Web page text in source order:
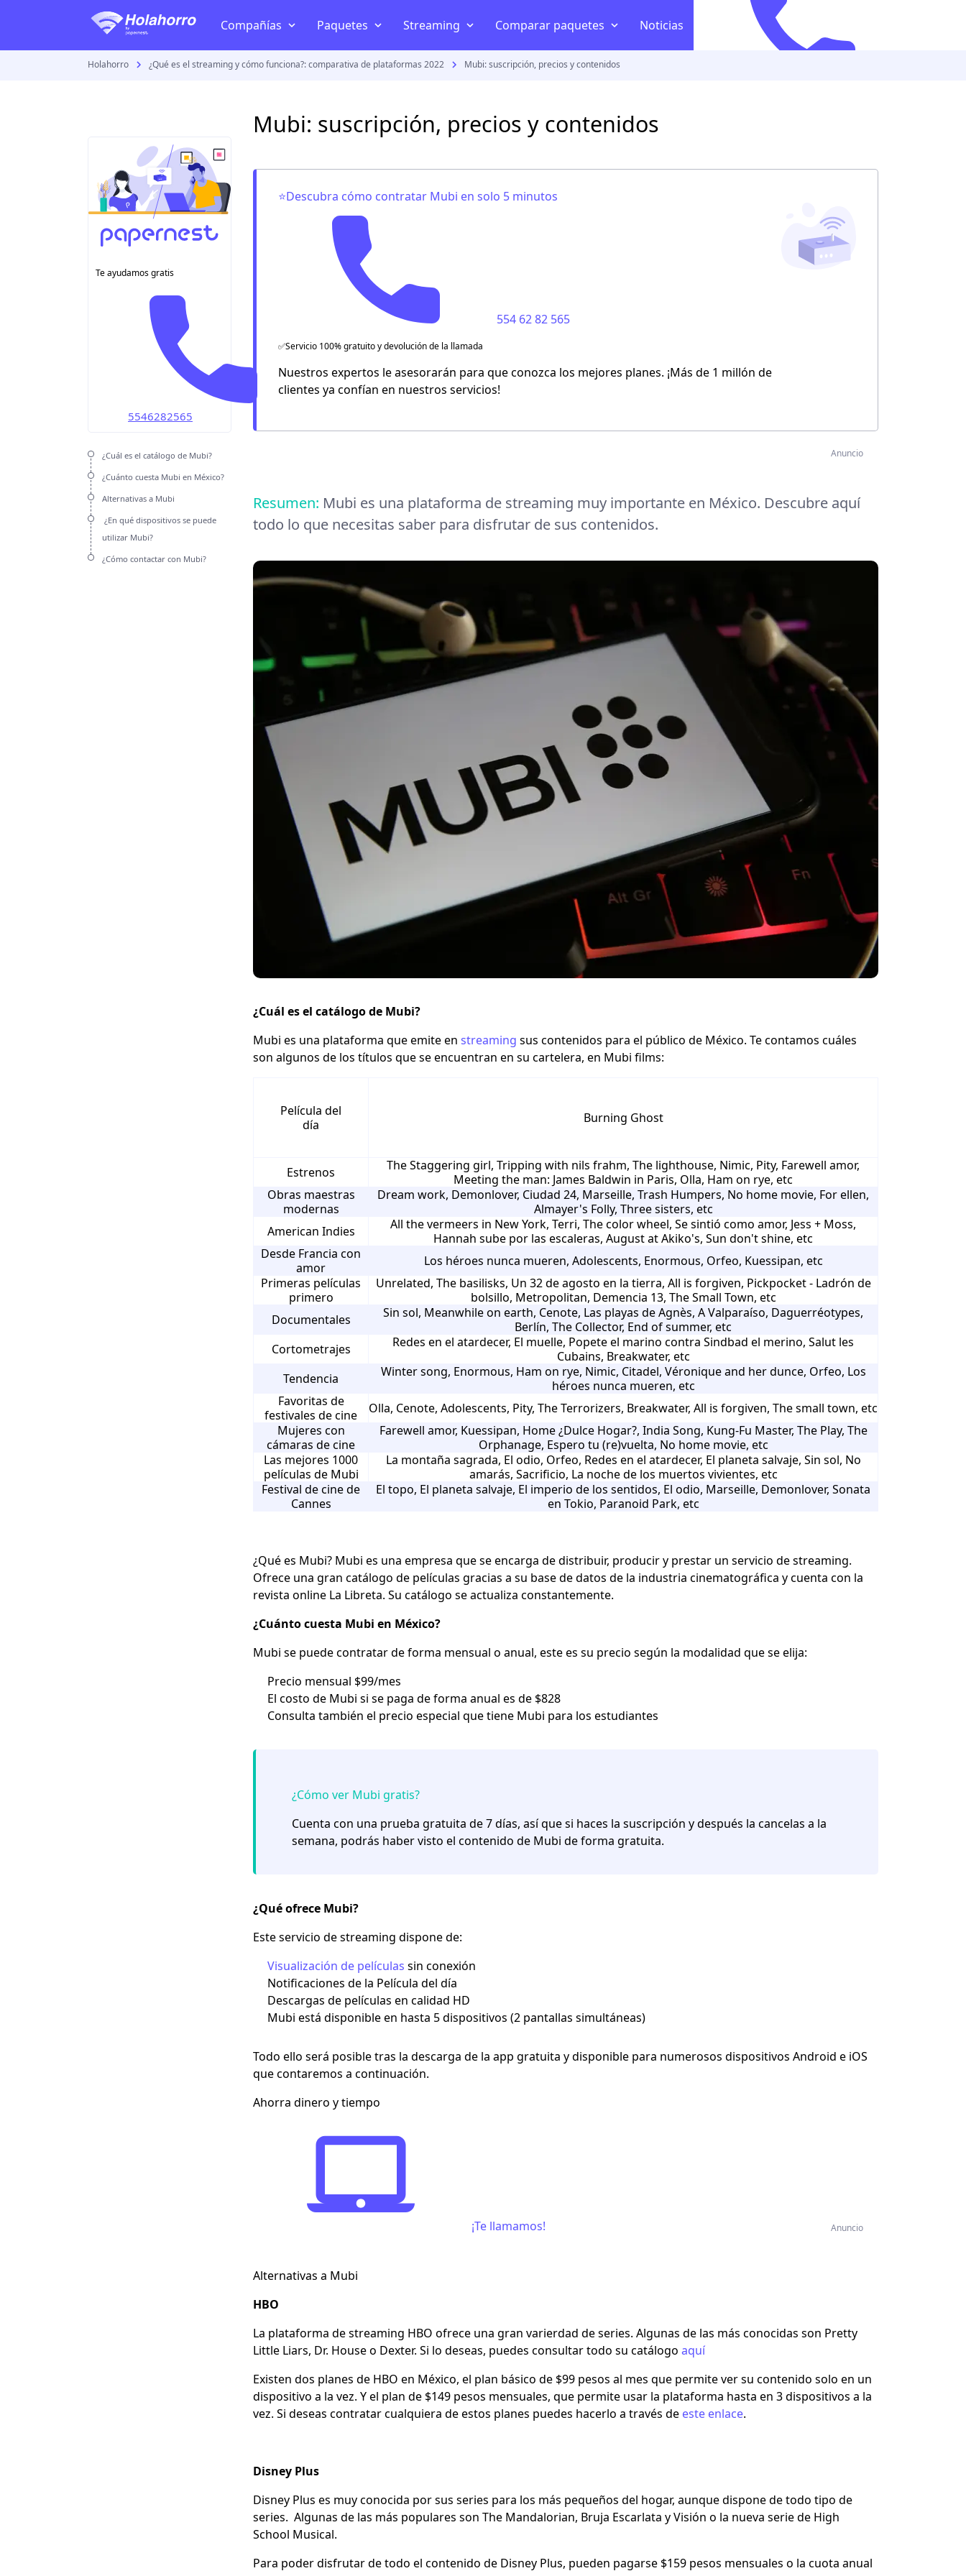
Compañías
Megacable
Totalplay
Dish
Sky
Telcel
Unefon
Flash Mobile
Weex
Virgin Mobile
Paquetes
Internet inalámbrico
Streaming
HBO
Comparar paquetes
Izzi vs Totalplay
Noticias
Holahorro ¿Qué es el streaming y cómo funciona?: comparativa de plataformas 2022 Mubi: suscripción, precios y contenidos
Te ayudamos gratis
5546282565
¿Cuál es el catálogo de Mubi?
¿Cuánto cuesta Mubi en México?
Alternativas a Mubi
¿En qué dispositivos se puede
utilizar Mubi?
¿Cómo contactar con Mubi?
Mubi: suscripción, precios y contenidos
⭐Descubra cómo contratar Mubi en solo 5 minutos
554 62 82 565
✅Servicio 100% gratuito y devolución de la llamada
Nuestros expertos le asesorarán para que conozca los mejores planes. ¡Más de 1 millón de
clientes ya confían en nuestros servicios!
Anuncio
Resumen: Mubi es una plataforma de streaming muy importante en México. Descubre aquí
todo lo que necesitas saber para disfrutar de sus contenidos.
¿Cuál es el catálogo de Mubi?
Mubi es una plataforma que emite en streaming sus contenidos para el público de México. Te contamos cuáles
son algunos de los títulos que se encuentran en su cartelera, en Mubi films:
Película del
día
Burning Ghost
Estrenos
The Staggering girl, Tripping with nils frahm, The lighthouse, Nimic, Pity, Farewell amor,
Meeting the man: James Baldwin in Paris, Olla, Ham on rye, etc
Obras maestras
modernas
Dream work, Demonlover, Ciudad 24, Marseille, Trash Humpers, No home movie, For ellen,
Almayer's Folly, Three sisters, etc
American Indies
All the vermeers in New York, Terri, The color wheel, Se sintió como amor, Jess + Moss,
Hannah sube por las escaleras, August at Akiko's, Sun don't shine, etc
Desde Francia con
amor
Los héroes nunca mueren, Adolescents, Enormous, Orfeo, Kuessipan, etc
Primeras películas
primero
Unrelated, The basilisks, Un 32 de agosto en la tierra, All is forgiven, Pickpocket - Ladrón de
bolsillo, Metropolitan, Demencia 13, The Small Town, etc
Documentales
Sin sol, Meanwhile on earth, Cenote, Las playas de Agnès, A Valparaíso, Daguerréotypes,
Berlín, The Collector, End of summer, etc
Cortometrajes
Redes en el atardecer, El muelle, Popete el marino contra Sindbad el merino, Salut les
Cubains, Breakwater, etc
Tendencia
Winter song, Enormous, Ham on rye, Nimic, Citadel, Véronique and her dunce, Orfeo, Los
héroes nunca mueren, etc
Favoritas de
festivales de cine
Olla, Cenote, Adolescents, Pity, The Terrorizers, Breakwater, All is forgiven, The small town, etc
Mujeres con
cámaras de cine
Farewell amor, Kuessipan, Home ¿Dulce Hogar?, India Song, Kung-Fu Master, The Play, The
Orphanage, Espero tu (re)vuelta, No home movie, etc
Las mejores 1000
películas de Mubi
La montaña sagrada, El odio, Orfeo, Redes en el atardecer, El planeta salvaje, Sin sol, No
amarás, Sacrificio, La noche de los muertos vivientes, etc
Festival de cine de
Cannes
El topo, El planeta salvaje, El imperio de los sentidos, El odio, Marseille, Demonlover, Sonata
en Tokio, Paranoid Park, etc
¿Qué es Mubi? Mubi es una empresa que se encarga de distribuir, producir y prestar un servicio de streaming.
Ofrece una gran catálogo de películas gracias a su base de datos de la industria cinematográfica y cuenta con la
revista online La Libreta. Su catálogo se actualiza constantemente.
¿Cuánto cuesta Mubi en México?
Mubi se puede contratar de forma mensual o anual, este es su precio según la modalidad que se elija:
Precio mensual $99/mes
El costo de Mubi si se paga de forma anual es de $828
Consulta también el precio especial que tiene Mubi para los estudiantes
¿Cómo ver Mubi gratis?
Cuenta con una prueba gratuita de 7 días, así que si haces la suscripción y después la cancelas a la
semana, podrás haber visto el contenido de Mubi de forma gratuita.
¿Qué ofrece Mubi?
Este servicio de streaming dispone de:
Visualización de películas sin conexión
Notificaciones de la Película del día
Descargas de películas en calidad HD
Mubi está disponible en hasta 5 dispositivos (2 pantallas simultáneas)
Todo ello será posible tras la descarga de la app gratuita y disponible para numerosos dispositivos Android e iOS
que contaremos a continuación.
Ahorra dinero y tiempo
¡Te llamamos! Anuncio
Alternativas a Mubi
HBO
La plataforma de streaming HBO ofrece una gran varierdad de series. Algunas de las más conocidas son Pretty
Little Liars, Dr. House o Dexter. Si lo deseas, puedes consultar todo su catálogo aquí
Existen dos planes de HBO en México, el plan básico de $99 pesos al mes que permite ver su contenido solo en un
dispositivo a la vez. Y el plan de $149 pesos mensuales, que permite usar la plataforma hasta en 3 dispositivos a la
vez. Si deseas contratar cualquiera de estos planes puedes hacerlo a través de este enlace.
Disney Plus
Disney Plus es muy conocida por sus series para los más pequeños del hogar, aunque dispone de todo tipo de
series. Algunas de las más populares son The Mandalorian, Bruja Escarlata y Visión o la nueva serie de High
School Musical.
Para poder disfrutar de todo el contenido de Disney Plus, pueden pagarse $159 pesos mensuales o la cuota anual